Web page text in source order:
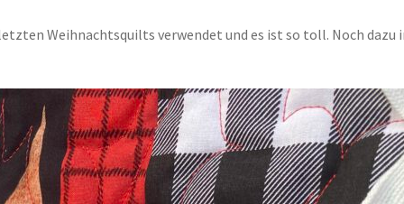
Weihnachtsquilts verwendet und es ist so toll. Noch dazu